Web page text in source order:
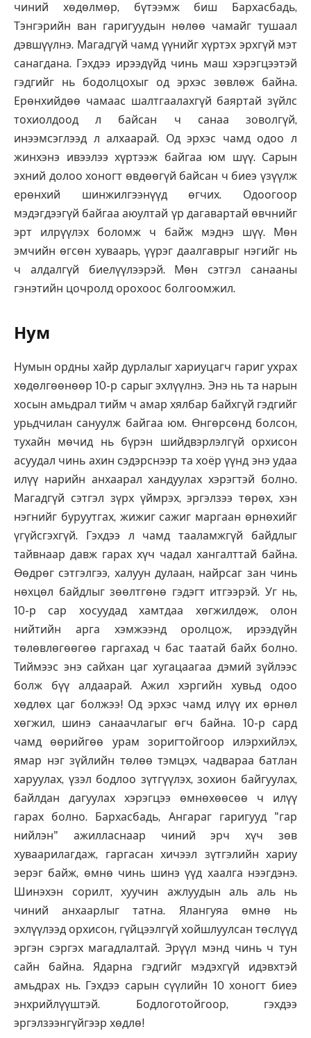
чиний хөдөлмөр, бүтээмж биш Бархасбадь,
Тэнгэрийн ван гаригуудын нөлөө чамайг тушаал
дэвшүүлнэ. Магадгүй чамд үүнийг хүртэх эрхгүй мэт
санагдана. Гэхдээ ирээдүйд чинь маш хэрэгцээтэй
гэдгийг нь бодолцохыг од эрхэс зөвлөж байна.
Ерөнхийдөө чамаас шалтгаалахгүй баяртай зүйлс
тохиолдоод л байсан ч санаа зоволгүй,
инээмсэглээд л алхаарай. Од эрхэс чамд одоо л
жинхэнэ ивээлээ хүртээж байгаа юм шүү. Сарын
эхний долоо хоногт өвдөөгүй байсан ч биеэ үзүүлж
ерөнхий шинжилгээнүүд өгчих. Одоогоор
мэдэгдээгүй байгаа аюултай үр дагавартай өвчнийг
эрт илрүүлэх боломж ч байж мэднэ шүү. Мөн
эмчийн өгсөн хуваарь, үүрэг даалгаврыг нэгийг нь
ч алдалгүй биелүүлээрэй. Мөн сэтгэл санааны
гэнэтийн цочролд орохоос болгоомжил.
Нум
Нумын ордны хайр дурлалыг хариуцагч гариг ухрах
хөдөлгөөнөөр 10-р сарыг эхлүүлнэ. Энэ нь та нарын
хосын амьдрал тийм ч амар хялбар байхгүй гэдгийг
урьдчилан сануулж байгаа юм. Өнгөрсөнд болсон,
тухайн мөчид нь бүрэн шийдвэрлэлгүй орхисон
асуудал чинь ахин сэдэрснээр та хоёр үүнд энэ удаа
илүү нарийн анхаарал хандуулах хэрэгтэй болно.
Магадгүй сэтгэл зүрх үймрэх, эргэлзээ төрөх, хэн
нэгнийг буруутгах, жижиг сажиг маргаан өрнөхийг
үгүйсгэхгүй. Гэхдээ л чамд тааламжгүй байдлыг
тайвнаар давж гарах хүч чадал хангалттай байна.
Өөдрөг сэтгэлгээ, халуун дулаан, найрсаг зан чинь
нөхцөл байдлыг зөөлтгөнө гэдэгт итгээрэй. Уг нь,
10-р сар хосуудад хамтдаа хөгжилдөж, олон
нийтийн арга хэмжээнд оролцож, ирээдүйн
төлөвлөгөөгөө гаргахад ч бас таатай байх болно.
Тиймээс энэ сайхан цаг хугацаагаа дэмий зүйлээс
болж бүү алдаарай. Ажил хэргийн хувьд одоо
хөдлөх цаг болжээ! Од эрхэс чамд илүү их өрнөл
хөгжил, шинэ санаачлагыг өгч байна. 10-р сард
чамд өөрийгөө урам зоригтойгоор илэрхийлэх,
ямар нэг зүйлийн төлөө тэмцэх, чадвараа батлан
харуулах, үзэл бодлоо зүтгүүлэх, зохион байгуулах,
байлдан дагуулах хэрэгцээ өмнөхөөсөө ч илүү
гарах болно. Бархасбадь, Ангараг гаригууд "гар
нийлэн" ажилласнаар чиний эрч хүч зөв
хуваарилагдаж, гаргасан хичээл зүтгэлийн хариу
эерэг байж, өмнө чинь шинэ үүд хаалга нээгдэнэ.
Шинэхэн сорилт, хуучин ажлуудын аль аль нь
чиний анхаарлыг татна. Ялангуяа өмнө нь
эхлүүлээд орхисон, гүйцээлгүй хойшлуулсан төслүүд
эргэн сэргэх магадлалтай. Эрүүл мэнд чинь ч тун
сайн байна. Ядарна гэдгийг мэдэхгүй идэвхтэй
амьдрах нь. Гэхдээ сарын сүүлийн 10 хоногт биеэ
энхрийлүүштэй. Бодлоготойгоор, гэхдээ
эргэлзээнгүйгээр хөдлө!